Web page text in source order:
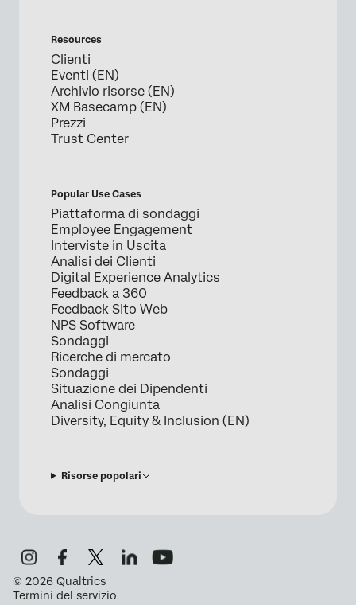
Resources
Clienti
Eventi (EN)
Archivio risorse (EN)
XM Basecamp (EN)
Prezzi
Trust Center
Popular Use Cases
Piattaforma di sondaggi
Employee Engagement
Interviste in Uscita
Analisi dei Clienti
Digital Experience Analytics
Feedback a 360
Feedback Sito Web
NPS Software
Sondaggi
Ricerche di mercato
Sondaggi
Situazione dei Dipendenti
Analisi Congiunta
Diversity, Equity & Inclusion (EN)
Risorse popolari
© 2026 Qualtrics
Termini del servizio